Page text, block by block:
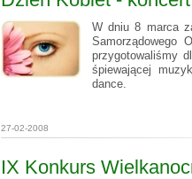
W dniu 8 marca
Samorządowego
przygotowaliśmy
śpiewającej
dance.
27-02-2008
IX Konkurs